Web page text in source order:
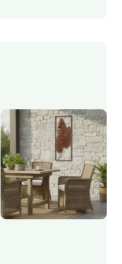
Ce
produit
a
plusieurs